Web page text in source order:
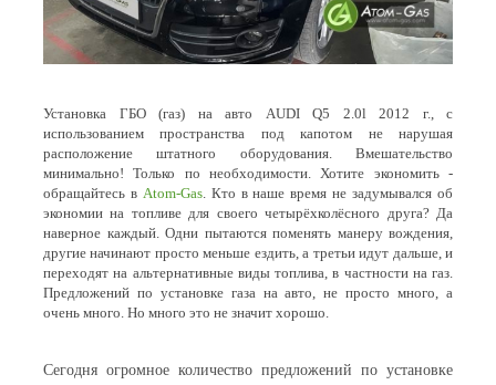
Установка ГБО (газ) на авто AUDI Q5 2.0l 2012 г., с
использованием пространства под капотом не нарушая
расположение штатного оборудования. Вмешательство
минимально! Только по необходимости. Хотите экономить -
обращайтесь в Atom-Gas. Кто в наше время не задумывался об
экономии на топливе для своего четырёхколёсного друга? Да
наверное каждый. Одни пытаются поменять манеру вождения,
другие начинают просто меньше ездить, а третьи идут дальше, и
переходят на альтернативные виды топлива, в частности на газ.
Предложений по установке газа на авто, не просто много, а
очень много. Но много это не значит хорошо.
Сегодня огромное количество предложений по установке